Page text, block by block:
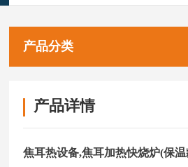
产品分类
产品详情
焦耳热设备,焦耳加热快烧炉(保温